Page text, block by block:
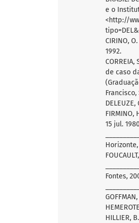
e o
<http://
CIRINO,
1992.
de caso
15 jul.
Horizonte,
Fontes,
HILLIER,